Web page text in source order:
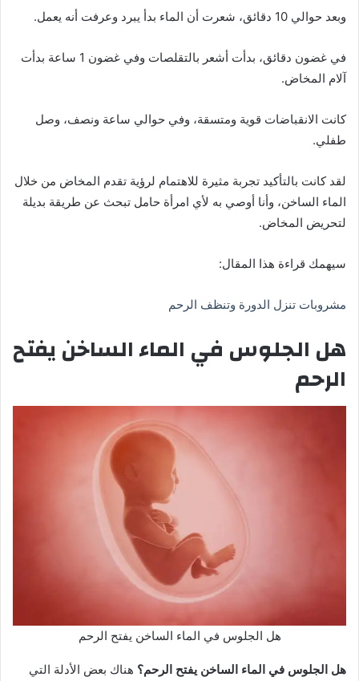
وبعد حوالي 10 دقائق، شعرت أن الماء بدأ يبرد وعرفت أنه يعمل.
في غضون دقائق، بدأت أشعر بالتقلصات وفي غضون 1 ساعة بدأت
آلام المخاض.
كانت الانقباضات قوية ومتسقة، وفي حوالي ساعة ونصف، وصل
طفلي.
لقد كانت بالتأكيد تجربة مثيرة للاهتمام لرؤية تقدم المخاض من خلال
الماء الساخن، وأنا أوصي به لأي امرأة حامل تبحث عن طريقة بديلة
لتحريض المخاض.
سيهمك قراءة هذا المقال:
مشروبات تنزل الدورة وتنظف الرحم
هل الجلوس في الماء الساخن يفتح
الرحم
هل الجلوس في الماء الساخن يفتح الرحم
هل الجلوس في الماء الساخن يفتح الرحم؟ هناك بعض الأدلة التي